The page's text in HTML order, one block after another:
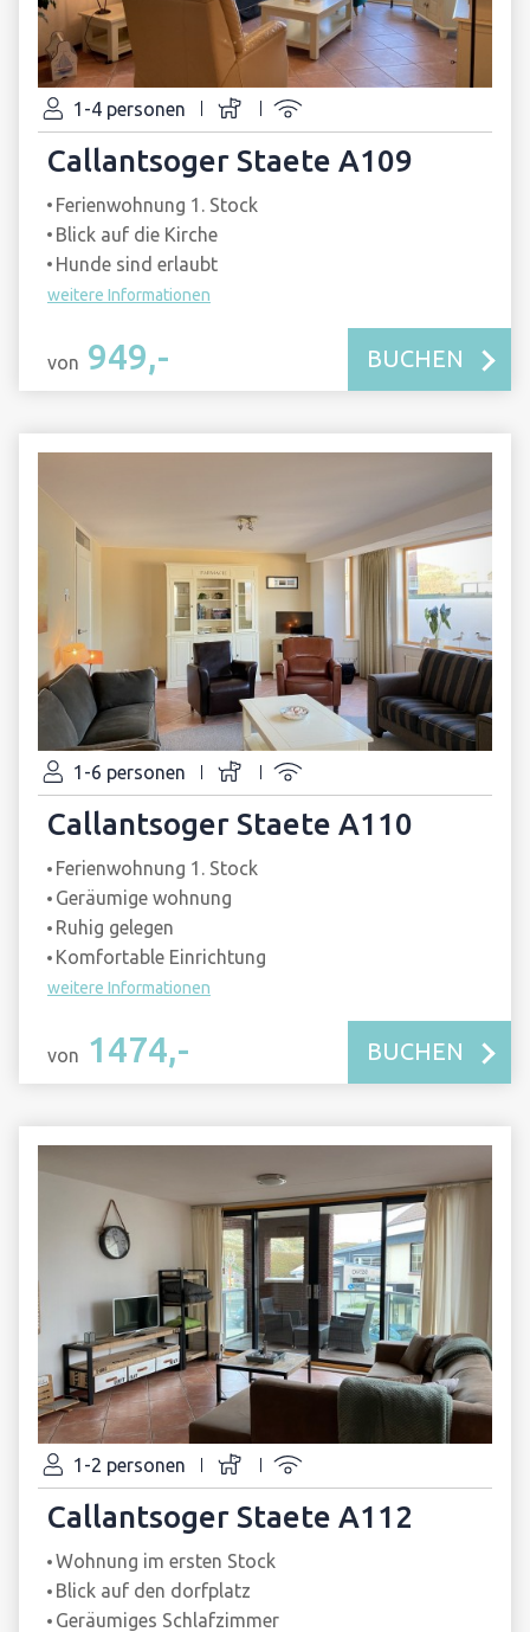
1-4 personen
Callantsoger Staete A109
Ferienwohnung 1. Stock
Blick auf die Kirche
Hunde sind erlaubt
weitere Informationen
von 949,- BUCHEN
1-6 personen
Callantsoger Staete A110
Ferienwohnung 1. Stock
Geräumige wohnung
Ruhig gelegen
Komfortable Einrichtung
weitere Informationen
von 1474,- BUCHEN
1-2 personen
Callantsoger Staete A112
Wohnung im ersten Stock
Blick auf den dorfplatz
Geräumiges Schlafzimmer